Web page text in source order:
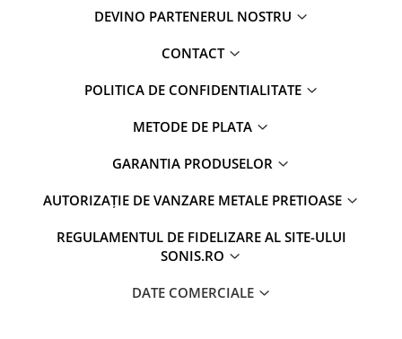
DEVINO PARTENERUL NOSTRU
CONTACT
POLITICA DE CONFIDENTIALITATE
METODE DE PLATA
GARANTIA PRODUSELOR
AUTORIZAȚIE DE VANZARE METALE PRETIOASE
REGULAMENTUL DE FIDELIZARE AL SITE-ULUI
SONIS.RO
DATE COMERCIALE